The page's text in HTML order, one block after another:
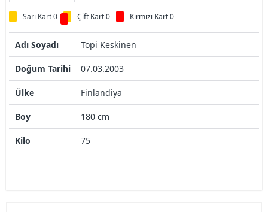
Sarı Kart 0 Çift Kart 0 Kırmızı Kart 0
Adı Soyadı Topi Keskinen
Doğum Tarihi 07.03.2003
Ülke Finlandiya
Boy 180 cm
Kilo 75